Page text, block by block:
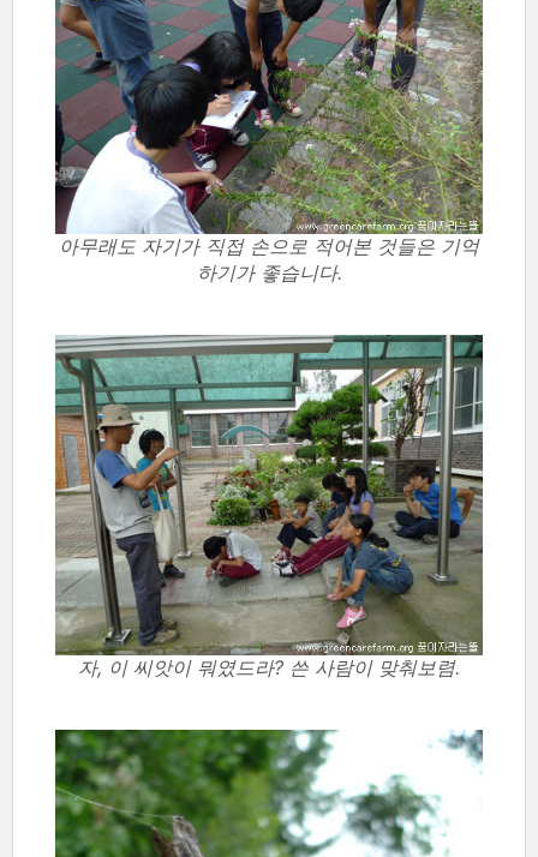
아무래도 자기가 직접 손으로 적어본 것들은 기억
하기가 좋습니다.
자, 이 씨앗이 뭐였드라? 쓴 사람이 맞춰보렴.